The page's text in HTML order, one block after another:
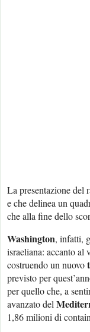
La presentazione del
e che delinea un
che alla fine dello
Washington, infatti,
israeliana: accanto
costruendo un nuovo
previsto per
per quello che, a
avanzato del
1,86 milioni di